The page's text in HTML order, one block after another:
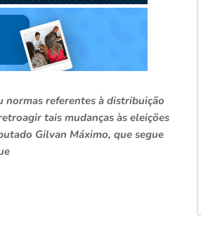
normas referentes à distribuição
tais mudanças às eleições
Gilvan Máximo, que segue